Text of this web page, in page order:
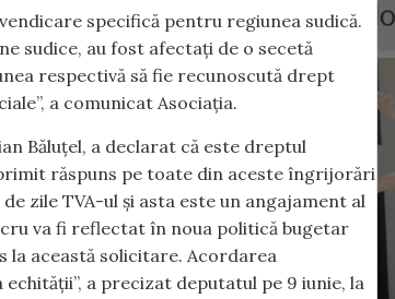
specifică pentru regiunea sudică.
sudice, au fost afectați de o secetă
respectivă să fie recunoscută drept
a comunicat Asociația.
Băluțel, a declarat că este dreptul
răspuns pe toate din aceste îngrijorări
zile TVA-ul și asta este un angajament al
va fi reflectat în noua politică bugetar
la această solicitare. Acordarea
a precizat deputatul pe 9 iunie, la